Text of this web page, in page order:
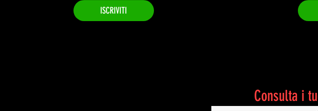
ISCRIVITI
Consulta i